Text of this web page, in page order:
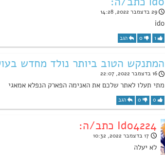
29 בדצמבר 2022, 14:28
ido
1
0 הגב
המתנקש הטוב ביותר נולד מחדש
16 בדצמבר 2022, 22:07
מתי תעלו לאתר שלכם את האנימה הפארק הנפלא אמאגי
0
0 הגב
Ido4224 כתב/ה:
17 בדצמבר 2022, 10:32
לא יעלה